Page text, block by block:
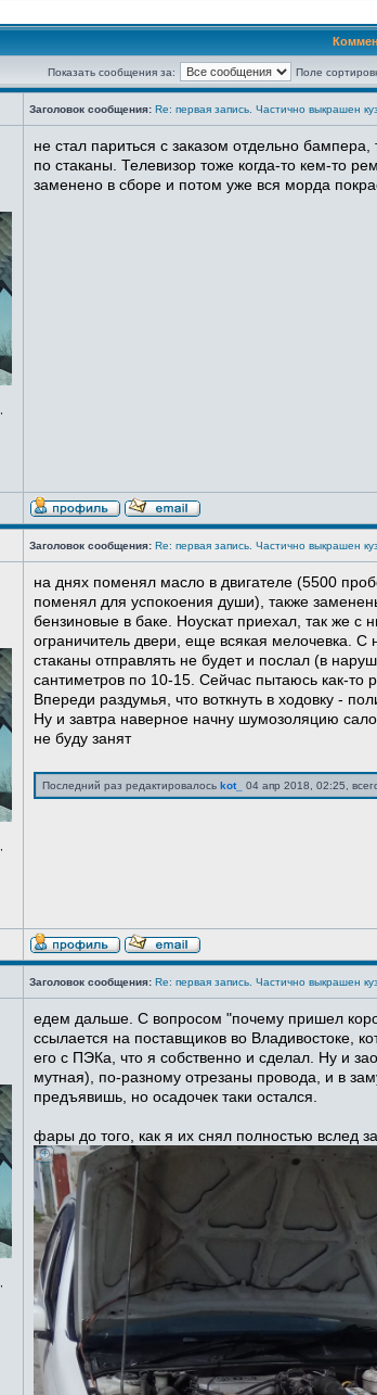
Показать сообщения за: Поле
Заголовок сообщения: Re: первая запись. Частично выкрашен
не стал париться с заказом отдельно
по стаканы. Телевизор тоже когда-то кем-то
заменено в сборе и потом уже вся морда
Заголовок сообщения: Re: первая запись. Частично выкрашен
на днях поменял масло в двигателе (5500
поменял для успокоения души), также
бензиновые в баке. Ноускат приехал, так же
ограничитель двери, еще всякая мелочевка.
стаканы отправлять не будет и послал (в
сантиметров по 10-15. Сейчас пытаюсь как-то
Впереди раздумья, что воткнуть в ходовку -
Ну и завтра наверное начну шумозоляцию
не буду занят
Последний раз редактировалось kot_ 04 апр 2018, 02:25,
Заголовок сообщения: Re: первая запись. Частично выкрашен
едем дальше. С вопросом "почему пришел
ссылается на поставщиков во Владивостоке,
его с ПЭКа, что я собственно и сделал. Ну и
мутная), по-разному отрезаны провода, и в
предъявишь, но осадочек таки остался.
фары до того, как я их снял полностью вслед